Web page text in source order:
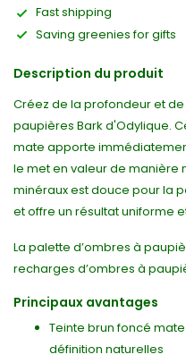
Fast shipping
Saving greenies for gifts
Description du produit
Créez de la profondeur et
paupières Bark d'Odylique.
mate apporte
le met en valeur de manière
minéraux est douce pour la
et offre un résultat uniforme
La palette d’ombres à
recharges d’ombres à
Principaux avantages
Teinte brun foncé
définition naturelles